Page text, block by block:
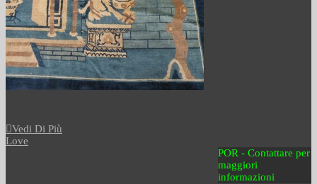
Vedi Di Più
Love
POR - Contattare per
maggiori
informazioni